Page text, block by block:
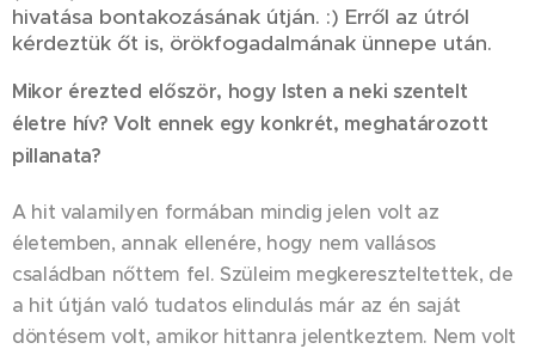
hivatása bontakozásának útján. :) Erről az útról
kérdeztük őt is, örökfogadalmának ünnepe után.
Mikor érezted először, hogy Isten a neki szentelt
életre hív? Volt ennek egy konkrét, meghatározott
pillanata?
A hit valamilyen formában mindig jelen volt az
életemben, annak ellenére, hogy nem vallásos
családban nőttem fel. Szüleim megkereszteltettek, de
a hit útján való tudatos elindulás már az én saját
döntésem volt, amikor hittanra jelentkeztem. Nem volt